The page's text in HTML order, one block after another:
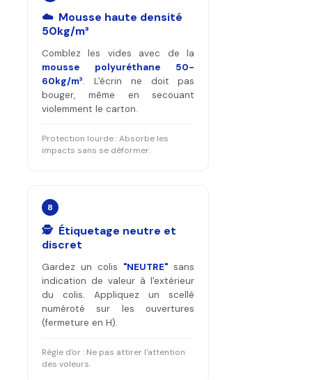
☁️ Mousse haute densité
50kg/m³
Comblez les vides avec de la
mousse polyuréthane 50-
60kg/m³. L'écrin ne doit pas
bouger, même en secouant
violemment le carton.
Protection lourde : Absorbe les
impacts sans se déformer.
8
🕵️ Étiquetage neutre et
discret
Gardez un colis "NEUTRE" sans
indication de valeur à l'extérieur
du colis. Appliquez un scellé
numéroté sur les ouvertures
(fermeture en H).
Règle d'or : Ne pas attirer l'attention
des voleurs.